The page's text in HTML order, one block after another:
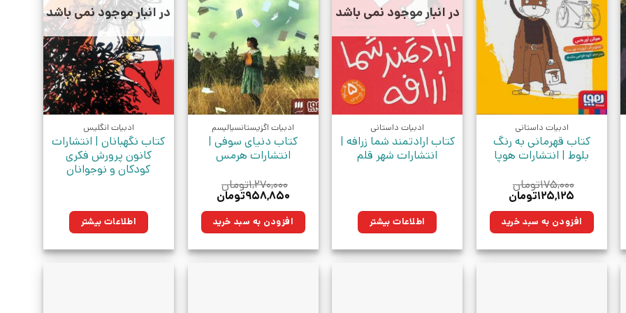
ادبیات داستانی
کتاب قهرمانی به رنگ
بلوط | انتشارات هوپا
۱۷۵,۰۰۰تومان
قیمت
۱۷۵,۰۰۰تومان
بود.
۱۲۵,۱۲۵تومانقیمت
۱۲۵,۱۲۵تومان.افزودن به سبد خرید
در انبار موجود نمی باشد
ادبیات داستانی
کتاب ارادتمند شما زرافه |
انتشارات شهر قلم
اطلاعات بیشتر
ادبیات اگزیستانسیالیسم
کتاب دنیای سوفی |
انتشارات هرمس
۱,۲۷۰,۰۰۰تومان
قیمت
۱,۲۷۰,۰۰۰تومان
بود.
۹۵۸,۸۵۰تومان
۹۵۸,۸۵۰تومان.افزودن به سبد خرید
در انبار موجود نمی باشد
ادبیات انگلیس
کتاب نگهبانان | انتشارات
کانون پرورش فکری
کودکان و نوجوانان
اطلاعات بیشتر